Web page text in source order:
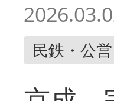
民鉄・公